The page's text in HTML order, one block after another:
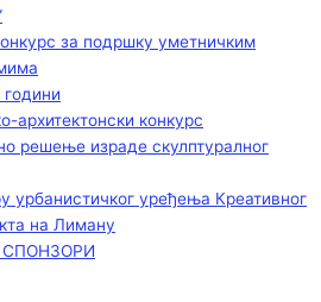
за подршку уметничким
архитектонски конкурс
решење израде скулптуралног
урбанистичког уређења Креативног
на Лиману
СПОНЗОРИ